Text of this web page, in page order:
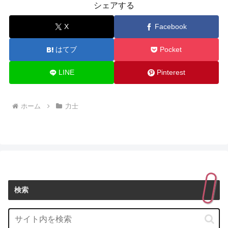
シェアする
X Facebook
はてブ Pocket
LINE Pinterest
ホーム 力士
検索